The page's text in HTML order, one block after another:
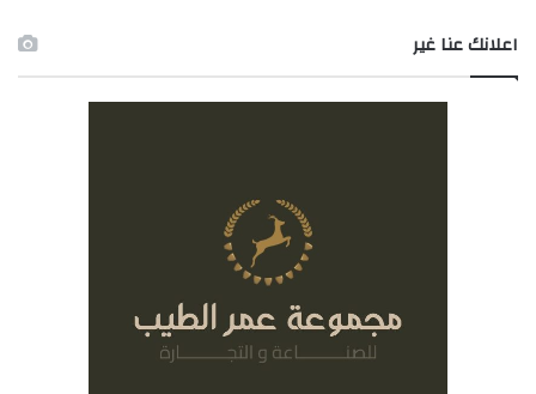
اعلانك عنا غير